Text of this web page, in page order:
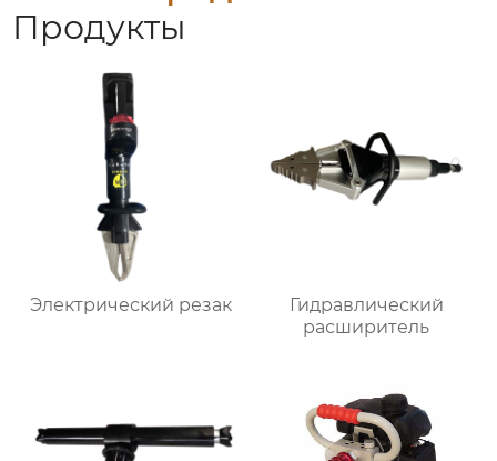
Продукты
Электрический резак
Гидравлический
расширитель